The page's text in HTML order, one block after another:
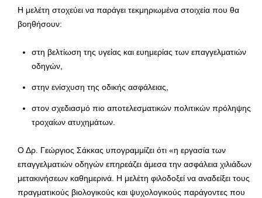
Η μελέτη στοχεύει να παράγει τεκμηριωμένα στοιχεία που θα
βοηθήσουν:
στη βελτίωση της υγείας και ευημερίας των επαγγελματιών
οδηγών,
στην ενίσχυση της οδικής ασφάλειας,
στον σχεδιασμό πιο αποτελεσματικών πολιτικών πρόληψης
τροχαίων ατυχημάτων.
Ο Δρ. Γεώργιος Σάκκας υπογραμμίζει ότι «η εργασία των
επαγγελματιών οδηγών επηρεάζει άμεσα την ασφάλεια χιλιάδων
μετακινήσεων καθημερινά. Η μελέτη φιλοδοξεί να αναδείξει τους
πραγματικούς βιολογικούς και ψυχολογικούς παράγοντες που